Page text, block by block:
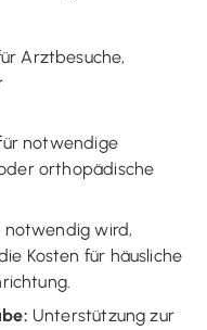
Arztbesuche,
notwendige
orthopädische
notwendig wird,
Kosten für häusliche
Unterstützung zur